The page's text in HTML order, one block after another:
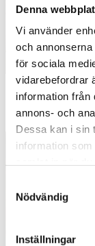
Denna
Vi använder
och
för sociala
vidarebefordrar
information från
annons- och
Dessa kan i sin
information
Nödvändig
Inställningar
ROT-avdraget
50% ROT